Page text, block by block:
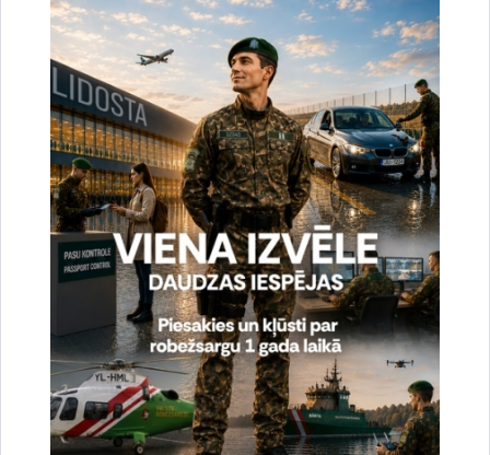
uzlabotu vietnes darbību un
pakalpojumus)
Reģistrē unikālu ID, kas tiek izmantots
statistisko datu iegūšanai par to, kā
apmeklētājs izmanto vietni.
2 gadi
_gat
Statistikas sīkdatnes (nepieciešamas, lai
uzlabotu vietnes darbību un
pakalpojumus)
Izmanto Google Analytics, lai samazinātu
pieprasījuma līmeni.